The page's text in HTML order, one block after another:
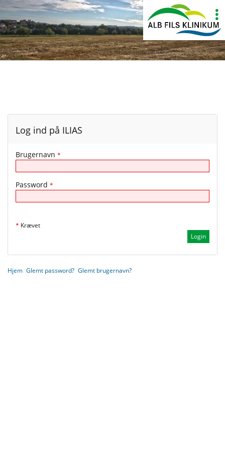
Show
More
Log ind på ILIAS
Brugernavn *
Password *
* Krævet
Hjem Glemt password? Glemt brugernavn?